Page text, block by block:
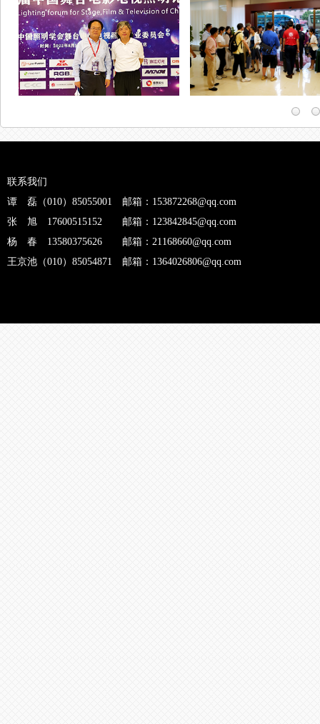
联系我们
谭 磊（010）85055001 邮箱：153872268@qq.com
张 旭 17600515152 邮箱：123842845@qq.com
杨 春 13580375626 邮箱：21168660@qq.com
王京池（010）85054871 邮箱：1364026806@qq.com